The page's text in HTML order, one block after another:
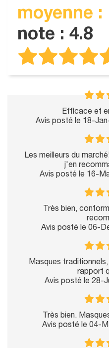
moyenne :
note : 4.8
Efficace et
Avis posté le 18-
Les meilleurs du
j'en
Avis posté le 16-
Très bien,
Avis posté le 06-
Masques
rapport
Avis posté le 28-
Très bien.
Avis posté le 04-